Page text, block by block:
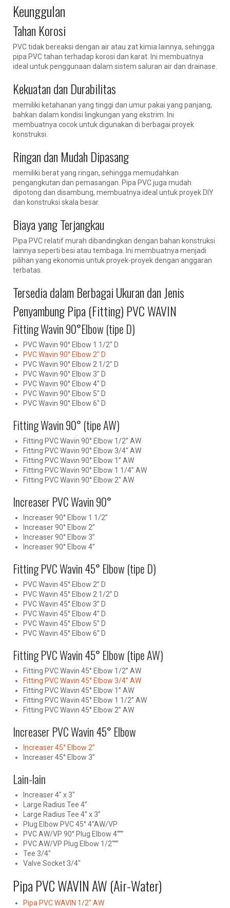
Keunggulan
Tahan Korosi
PVC tidak bereaksi dengan air atau zat kimia lainnya, sehingga
pipa PVC tahan terhadap korosi dan karat. Ini membuatnya
ideal untuk penggunaan dalam sistem saluran air dan drainase.
Kekuatan dan Durabilitas
memiliki ketahanan yang tinggi dan umur pakai yang panjang,
bahkan dalam kondisi lingkungan yang ekstrim. Ini
membuatnya cocok untuk digunakan di berbagai proyek
konstruksi.
Ringan dan Mudah Dipasang
memiliki berat yang ringan, sehingga memudahkan
pengangkutan dan pemasangan. Pipa PVC juga mudah
dipotong dan disambung, membuatnya ideal untuk proyek DIY
dan konstruksi skala besar.
Biaya yang Terjangkau
Pipa PVC relatif murah dibandingkan dengan bahan konstruksi
lainnya seperti besi atau tembaga. Ini membuatnya menjadi
pilihan yang ekonomis untuk proyek-proyek dengan anggaran
terbatas.
Tersedia dalam Berbagai Ukuran dan Jenis
Penyambung Pipa (Fitting) PVC WAVIN
Fitting Wavin 90°Elbow (tipe D)
PVC Wavin 90° Elbow 1 1/2″ D
PVC Wavin 90° Elbow 2″ D
PVC Wavin 90° Elbow 2 1/2″ D
PVC Wavin 90° Elbow 3″ D
PVC Wavin 90° Elbow 4″ D
PVC Wavin 90° Elbow 5″ D
PVC Wavin 90° Elbow 6″ D
Fitting Wavin 90° (tipe AW)
Fitting PVC Wavin 90° Elbow 1/2” AW
Fitting PVC Wavin 90° Elbow 3/4″ AW
Fitting PVC Wavin 90° Elbow 1” AW
Fitting PVC Wavin 90° Elbow 1 1/4” AW
Fitting PVC Wavin 90° Elbow 2″ AW
Increaser PVC Wavin 90°
Increaser 90° Elbow 1 1/2”
Increaser 90° Elbow 2”
Increaser 90° Elbow 3”
Increaser 90° Elbow 4”
Fitting PVC Wavin 45° Elbow (tipe D)
PVC Wavin 45° Elbow 2” D
PVC Wavin 45° Elbow 2 1/2” D
PVC Wavin 45° Elbow 3” D
PVC Wavin 45° Elbow 4” D
PVC Wavin 45° Elbow 5” D
PVC Wavin 45° Elbow 6” D
Fitting PVC Wavin 45° Elbow (tipe AW)
Fitting PVC Wavin 45° Elbow 1/2” AW
Fitting PVC Wavin 45° Elbow 3/4” AW
Fitting PVC Wavin 45° Elbow 1” AW
Fitting PVC Wavin 45° Elbow 1 1/2” AW
Fitting PVC Wavin 45° Elbow 2” AW
Increaser PVC Wavin 45° Elbow
Increaser 45° Elbow 2”
Increaser 45° Elbow 3”
Lain-lain
Increaser 4″ x 3″
Large Radius Tee 4”
Large Radius Tee 4” x 3”
Plug Elbow PVC 45° 4”AW/VP
PVC AW/VP 90° Plug Elbow 4”””
PVC AW/VP Plug Elbow 1/2″””
Tee 3/4″
Valve Socket 3/4″
Pipa PVC WAVIN AW (Air-Water)
Pipa PVC WAVIN 1/2″ AW